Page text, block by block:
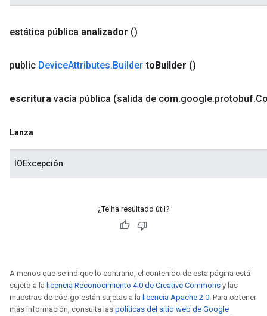
estática pública analizador ()
public DeviceAttributes.Builder toBuilder ()
escritura vacía pública (salida de com.google.protobuf.
Lanza
IOExcepción
¿Te ha resultado útil?
A menos que se indique lo contrario, el contenido de esta página está
sujeto a la licencia Reconocimiento 4.0 de Creative Commons y las
muestras de código están sujetas a la licencia Apache 2.0. Para obtener
más información, consulta las políticas del sitio web de Google